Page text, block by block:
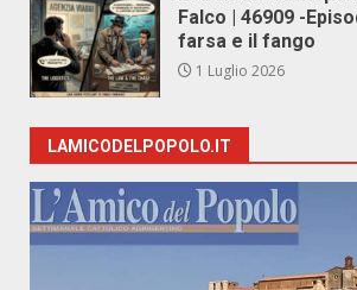
Falco | 46909 -
farsa e il fango
1 Luglio 2026
LAMICODELPOPOLO.IT